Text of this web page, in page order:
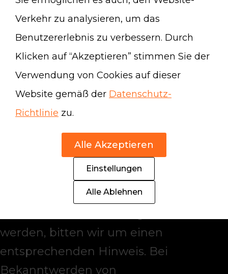
schriftlichen Zustimmung des
jeweiligen Autors bzw. Erstellers.
Downloads und Kopien dieser Seite
sind nur für den privaten, nicht
kommerziellen Gebrauch gestattet.
Soweit die Inhalte auf dieser Seite nicht
vom Betreiber erstellt wurden, werden
die Urheberrechte Dritter beachtet.
Insbesondere werden Inhalte Dritter als
solche gekennzeichnet. Sollten Sie
trotzdem auf eine
werden, bitten wir um einen
entsprechenden Hinweis. Bei
Bekanntwerden von
Verkehr zu analysieren, um das
Benutzererlebnis zu verbessern. Durch
Klicken auf “Akzeptieren” stimmen Sie der
Verwendung von Cookies auf dieser
Website gemäß der Datenschutz-
Richtlinie zu.
Alle Ablehnen
Einstellungen
Alle Akzeptieren